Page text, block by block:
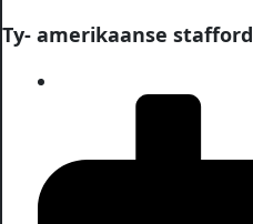
Ty- amerikaanse stafford